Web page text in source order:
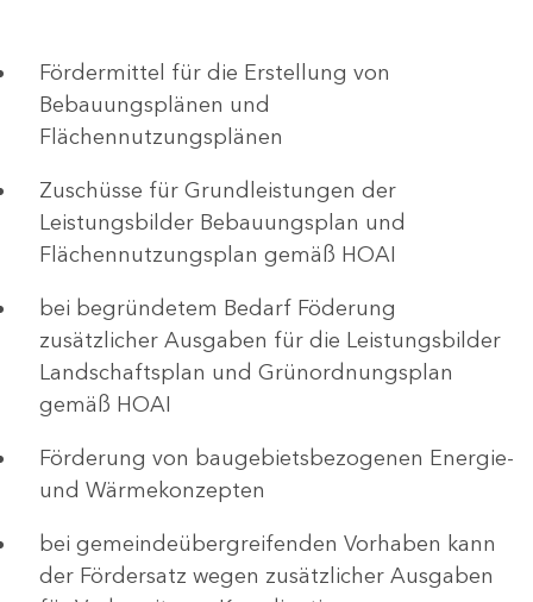
Fördermittel für die Erstellung von
Bebauungsplänen und
Flächennutzungsplänen
Zuschüsse für Grundleistungen der
Leistungsbilder Bebauungsplan und
Flächennutzungsplan gemäß HOAI
bei begründetem Bedarf Föderung
zusätzlicher Ausgaben für die Leistungsbilder
Landschaftsplan und Grünordnungsplan
gemäß HOAI
Förderung von baugebietsbezogenen Energie-
und Wärmekonzepten
bei gemeindeübergreifenden Vorhaben kann
der Fördersatz wegen zusätzlicher Ausgaben